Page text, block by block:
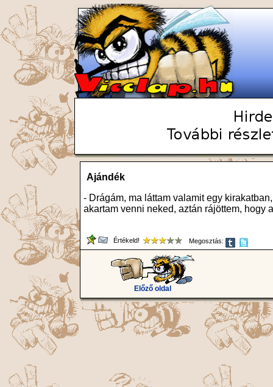
Ajándék
- Drágám, ma láttam valamit egy
akartam venni neked, aztán rájöttem, hogy
Értékeld! Megosztás:
Előző oldal